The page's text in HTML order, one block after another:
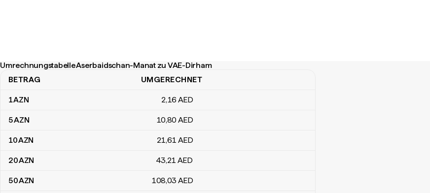
Umrechnungstabelle Aserbaidschan-Manat zu VAE-Dirham
Umrechnungstabelle Aserbaidschan-Manat zu VAE-Dirham
BETRAG UMGERECHNET
1AZN 2,16 AED
5AZN 10,80 AED
10AZN 21,61 AED
20AZN 43,21 AED
50AZN 108,03 AED